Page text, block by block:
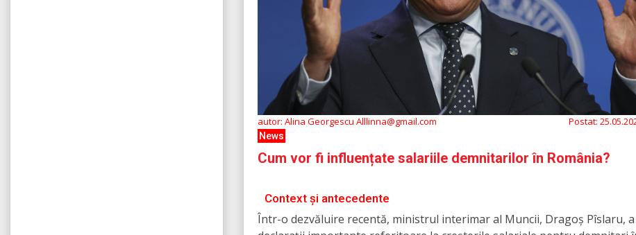
autor: Alina Georgescu Alllinna@gmail.com Postat:
News
Cum vor fi influențate salariile demnitarilor în România?
Context și antecedente
Într-o dezvăluire recentă, ministrul interimar al Muncii, Dragoș Pîslaru,